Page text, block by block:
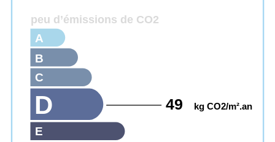
peu d’émissions de CO2
E
D 49 kg CO2/m².an
C
B
A